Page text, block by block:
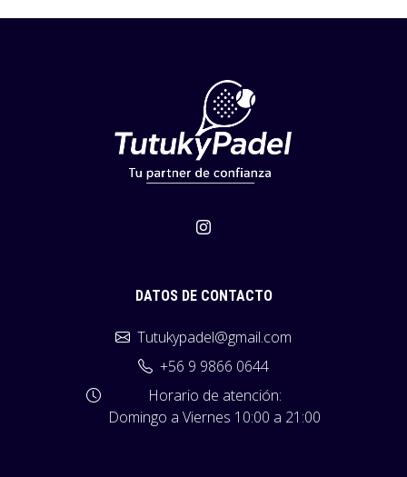
DATOS DE CONTACTO
Tutukypadel@gmail.com
+56 9 9866 0644
Horario de atención:
Domingo a Viernes 10:00 a 21:00